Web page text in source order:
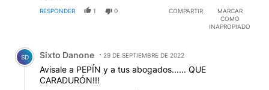
RESPONDER 1 0 COMPARTIR
MARCAR
COMO
INAPROPIADO
Comentario de Sixto Danone.
SD Sixto Danone 29 DE SEPTIEMBRE DE 2022
Avisale a PEPÍN y a tus abogados...... QUE
CARADURÓN!!!